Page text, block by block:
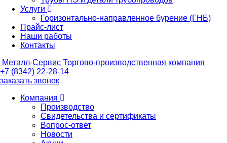
Услуги
Горизонтально-направленное бурение (ГНБ)
Прайс-лист
Наши работы
Контакты
Металл-Сервис Торгово-производственная компания
+7 (8342) 22-28-14
заказать звонок
Компания
Производство
Свидетельства и сертификаты
Вопрос-ответ
Новости